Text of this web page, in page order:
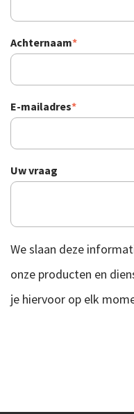
Achternaam*
E-mailadres*
Uw vraag
We slaan deze
onze producten en
je hiervoor op elk